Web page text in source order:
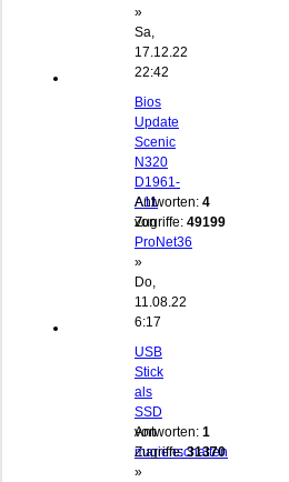
»
Sa,
17.12.22
22:42
Bios
Update
Scenic
N320
D1961-
A11
von
ProNet36
»
Do,
11.08.22
6:17
Antworten: 4
Zugriffe: 49199
USB
Stick
als
SSD
von
marienschatten
»
Antworten: 1
Zugriffe:31370